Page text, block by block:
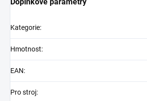
Kategorie:
Hmotnost:
EAN:
Pro stroj: